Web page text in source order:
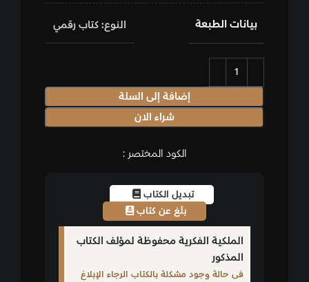
بيانات الطبعة النوع: كتاب رقمي
إضافة إلى السلة
شراء الان
الكود المختصر :
تبديل الكتاب
بلّغ عن كتاب
الملكية الفكرية محفوظة لمؤلف الكتاب
المذكور
فى حالة وجود مشكلة بالكتاب الرجاء الإبلاغ